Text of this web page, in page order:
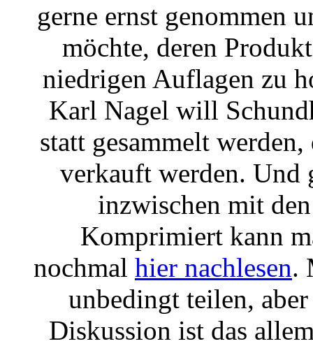
gerne ernst genommen
möchte, deren
niedrigen Auflagen zu
Karl Nagel will
statt gesammelt
verkauft werden. Und
inzwischen mit
Komprimiert kann
nochmal hier nachlesen.
unbedingt teilen,
Diskussion ist das